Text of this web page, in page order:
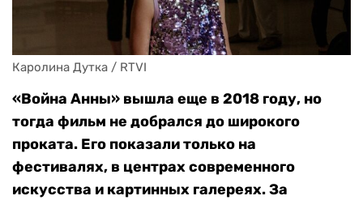
Каролина Дутка / RTVI
«Война Анны» вышла еще в 2018 году, но
тогда фильм не добрался до широкого
проката. Его показали только на
фестивалях, в центрах современного
искусства и картинных галереях. За